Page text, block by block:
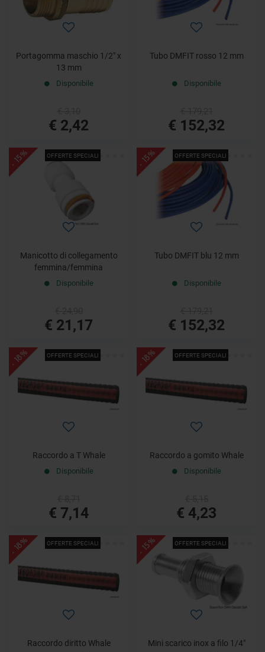
Portagomma maschio 1/2" x
13 mm
Disponibile
€ 2,42
Tubo DMFIT rosso 12 mm
Disponibile
€ 152,32
OFFERTE SPECIALI
- 15%
Manicotto di collegamento
femmina/femmina
Disponibile
€ 21,17
OFFERTE SPECIALI
- 15%
Tubo DMFIT blu 12 mm
Disponibile
€ 152,32
OFFERTE SPECIALI
- 18%
Raccordo a T Whale
Disponibile
€ 7,14
OFFERTE SPECIALI
- 18%
Raccordo a gomito Whale
Disponibile
€ 4,23
OFFERTE SPECIALI
- 18%
Raccordo diritto Whale
OFFERTE SPECIALI
- 15%
Mini scarico inox a filo 1/4"